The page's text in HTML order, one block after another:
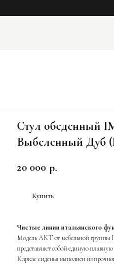
Стул обеденный
Выбеленный Дуб
20 000 р.
Купить
Чистые линии итальянского
Модель AKT от мебельной группы
представляет собой единую
Каркас сиденья выполнен из